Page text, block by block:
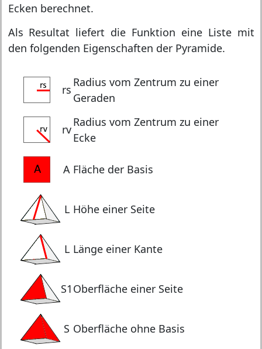
Ecken berechnet.
Als Resultat liefert die Funktion eine Liste mit
den folgenden Eigenschaften der Pyramide.
rs
Radius vom Zentrum zu einer
Geraden
rv
Radius vom Zentrum zu einer
Ecke
A Fläche der Basis
L Höhe einer Seite
L Länge einer Kante
S1 Oberfläche einer Seite
S Oberfläche ohne Basis